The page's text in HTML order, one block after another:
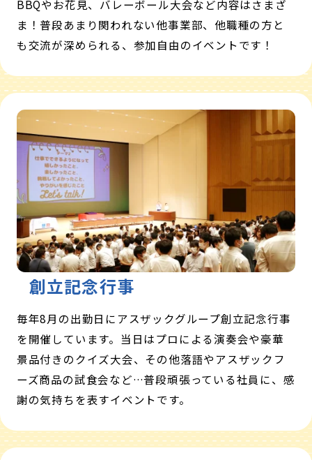
BBQやお花見、バレーボール大会など内容はさまざ
ま！普段あまり関われない他事業部、他職種の方と
も交流が深められる、参加自由のイベントです！
創立記念行事
毎年8月の出勤日にアスザックグループ創立記念行事
を開催しています。当日はプロによる演奏会や豪華
景品付きのクイズ大会、その他落語やアスザックフ
ーズ商品の試食会など…普段頑張っている社員に、感
謝の気持ちを表すイベントです。